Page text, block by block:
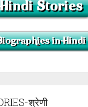
श्रेणी